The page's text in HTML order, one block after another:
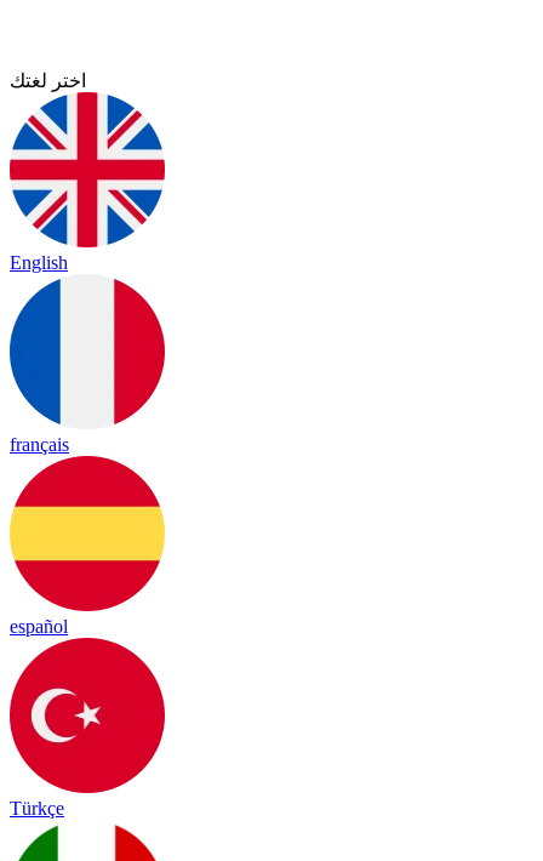
اختر لغتك
English
français
español
Türkçe